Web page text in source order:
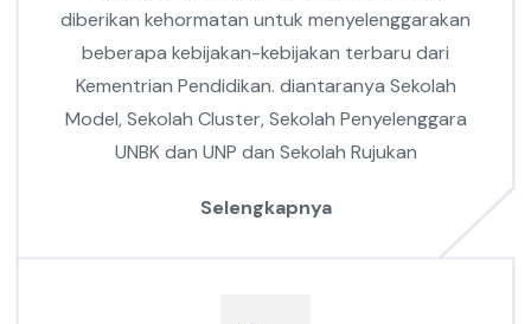
diberikan kehormatan untuk menyelenggarakan
beberapa kebijakan-kebijakan terbaru dari
Kementrian Pendidikan. diantaranya Sekolah
Model, Sekolah Cluster, Sekolah Penyelenggara
UNBK dan UNP dan Sekolah Rujukan
Selengkapnya